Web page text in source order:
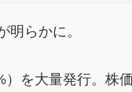
らかに。
を大量発行。株